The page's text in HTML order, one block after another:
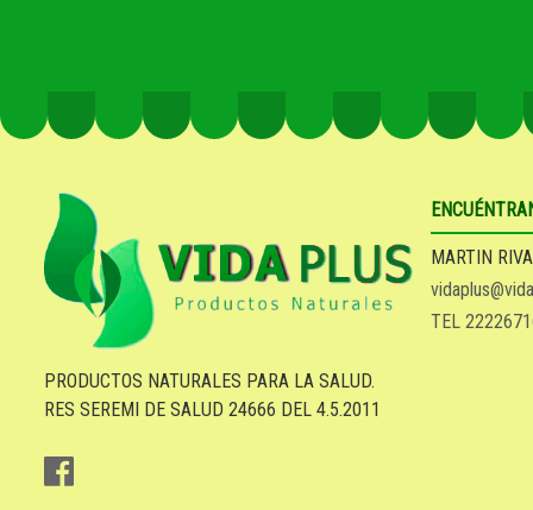
PRODUCTOS NATURALES PARA LA SALUD.
RES SEREMI DE SALUD 24666 DEL 4.5.2011
MARTIN
TEL